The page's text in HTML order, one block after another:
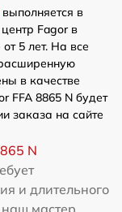
выполняется в
Fagor в
5 лет. На все
в качестве
FFA 8865 N будет
заказа на сайте
N
и длительного
мастер